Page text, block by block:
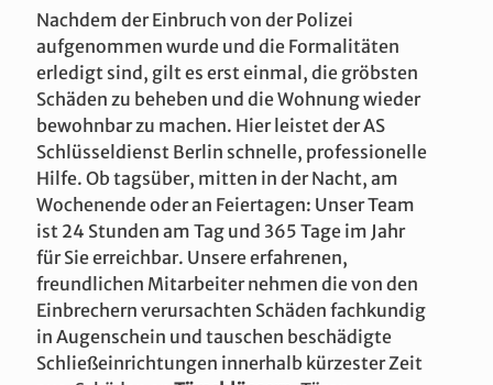
Nachdem der Einbruch von der Polizei
aufgenommen wurde und die Formalitäten
erledigt sind, gilt es erst einmal, die gröbsten
Schäden zu beheben und die Wohnung wieder
bewohnbar zu machen. Hier leistet der AS
Schlüsseldienst Berlin schnelle, professionelle
Hilfe. Ob tagsüber, mitten in der Nacht, am
Wochenende oder an Feiertagen: Unser Team
ist 24 Stunden am Tag und 365 Tage im Jahr
für Sie erreichbar. Unsere erfahrenen,
freundlichen Mitarbeiter nehmen die von den
Einbrechern verursachten Schäden fachkundig
in Augenschein und tauschen beschädigte
Schließeinrichtungen innerhalb kürzester Zeit